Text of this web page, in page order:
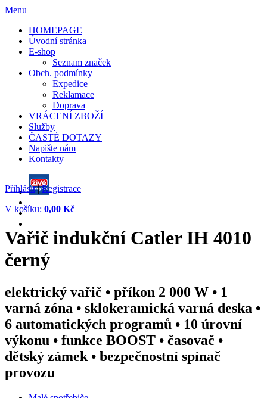
Menu
HOMEPAGE
Úvodní stránka
E-shop
Seznam značek
Obch. podmínky
Expedice
Reklamace
Doprava
VRÁCENÍ ZBOŽÍ
Služby
ČASTÉ DOTAZY
Napište nám
Kontakty
Přihlásit|Registrace
V košíku: 0,00 Kč
Vařič indukční Catler IH 4010
černý
elektrický vařič • příkon 2 000 W • 1
varná zóna • sklokeramická varná deska •
6 automatických programů • 10 úrovní
výkonu • funkce BOOST • časovač •
dětský zámek • bezpečnostní spínač
provozu